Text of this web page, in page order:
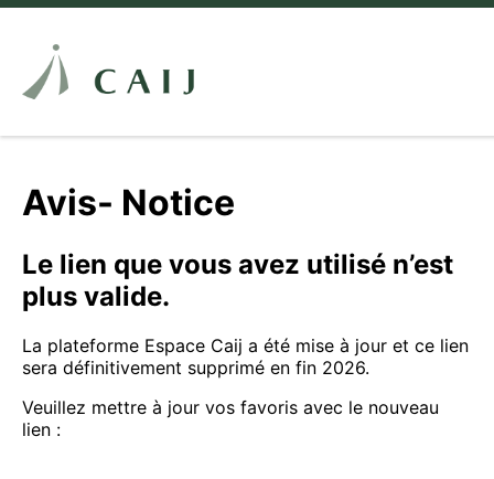
Avis- Notice
Le lien que vous avez utilisé n’est
plus valide.
La plateforme Espace Caij a été mise à jour et ce lien
sera définitivement supprimé en fin 2026.
Veuillez mettre à jour vos favoris avec le nouveau
lien :